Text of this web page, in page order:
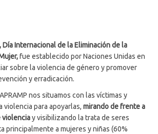
Día Internacional de la Eliminación de la
fue establecido por Naciones Unidas en
sobre la violencia de género y promover
y erradicación.
nos situamos con las víctimas y
violencia para apoyarlas, mirando de frente a
violenciay visibilizando la trata de seres
principalmente a mujeres y niñas (60%